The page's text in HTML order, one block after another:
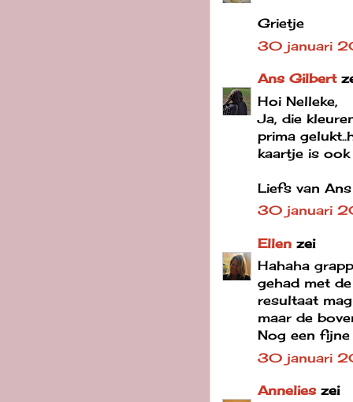
Grietje
30 januari
Ans Gilbert
Hoi Nelleke,
Ja, die
prima
kaartje is ook
Liefs van Ans
30 januari
Ellen zei
Hahaha
gehad met
resultaat
maar de
Nog een fijne
30 januari
Annelies zei